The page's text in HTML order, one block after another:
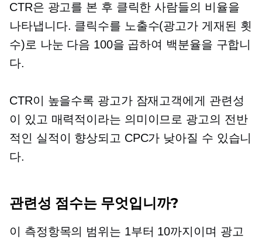
CTR은 광고를 본 후 클릭한 사람들의 비율을
나타냅니다. 클릭수를 노출수(광고가 게재된 횟
수)로 나눈 다음 100을 곱하여 백분율을 구합니
다.
CTR이 높을수록 광고가 잠재고객에게 관련성
이 있고 매력적이라는 의미이므로 광고의 전반
적인 실적이 향상되고 CPC가 낮아질 수 있습니
다.
관련성 점수는 무엇입니까?
이 측정항목의 범위는 1부터 10까지이며 광고